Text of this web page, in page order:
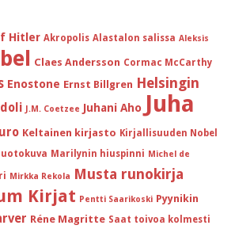
Hitler Akropolis Alastalon salissa Aleksis
Claes Andersson Cormac McCarthy
Enostone Ernst Billgren Helsingin
J.M. Coetzee Juhani Aho Juha
Keltainen kirjasto Kirjallisuuden Nobel
Marilynin hiuspinni Michel de
Mirkka Rekola Musta runokirja
Kirjat Pentti Saarikoski Pyynikin
Réne Magritte Saat toivoa kolmesti